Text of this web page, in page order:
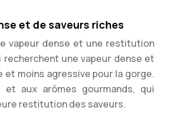
et de saveurs riches
vapeur dense et une restitution
une vapeur dense et
moins agressive pour la gorge.
aux arômes gourmands, qui
restitution des saveurs.